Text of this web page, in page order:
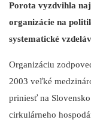
Porota vyzdvihla
organizácie na
systematické
Organizáciu
2003 veľké
priniesť na
cirkulárneho